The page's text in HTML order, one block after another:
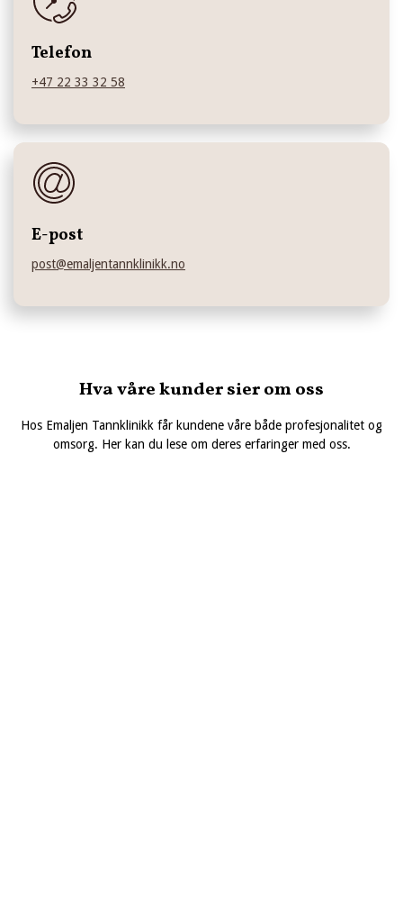
Telefon
+47 22 33 32 58
E-post
post@emaljentannklinikk.no
Hva våre kunder sier om oss
Hos Emaljen Tannklinikk får kundene våre både profesjonalitet og
omsorg. Her kan du lese om deres erfaringer med oss.